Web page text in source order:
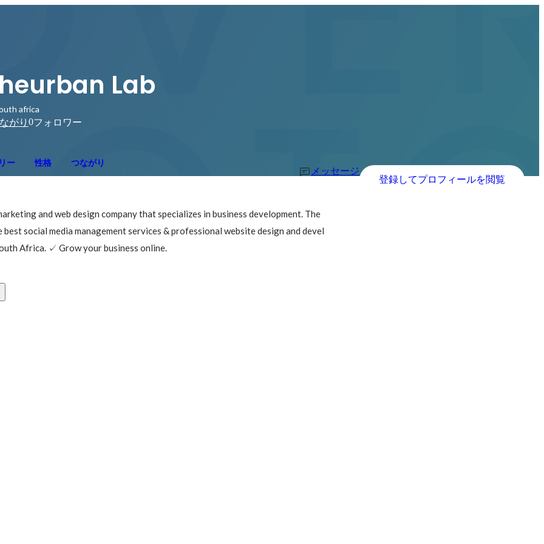
Lab
africa
がり 0フォロワー
ー 性格 つながり
メッセージ
登録してプロフィールを閲覧
and web design company that specializes in business development. The
social media management services & professional website design and devel
Africa. ✓ Grow your business online.